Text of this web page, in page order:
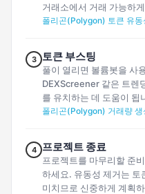
거래소에서 거래 가능하
폴리곤(Polygon) 토큰 유동
3 토큰 부스팅
풀이 열리면 볼륨봇을 사
DEXScreener 같은 트렌
를 유치하는 데 도움이 됩
폴리곤(Polygon) 거래량
4 프로젝트 종료
프로젝트를 마무리할 준
하세요. 유동성 제거는 토
미치므로 신중하게 계획